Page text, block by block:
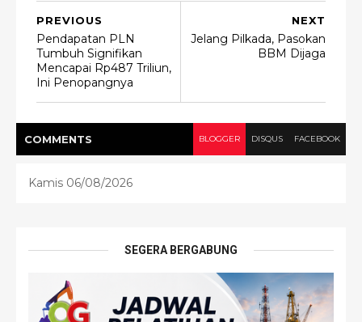
NEXT
Jelang Pilkada, Pasokan
BBM Dijaga
PREVIOUS
Pendapatan PLN
Tumbuh Signifikan
Mencapai Rp487 Triliun,
Ini Penopangnya
COMMENTS BLOGGER DISQUS FACEBOOK
Kamis 06/08/2026
SEGERA BERGABUNG